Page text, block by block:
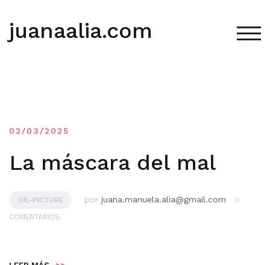
contenido
juanaalia.com
02/03/2025
La máscara del mal
OIL-PICTURE por juana.manuela.alia@gmail.com
0
COMENTARIOS